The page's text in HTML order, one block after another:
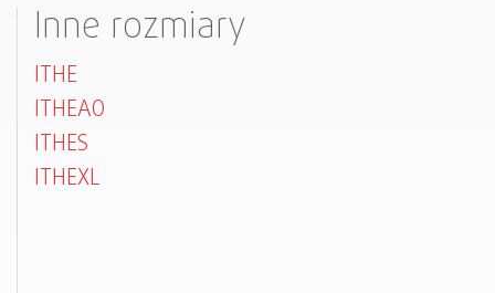
Inne rozmiary
ITHE
ITHEAO
ITHES
ITHEXL